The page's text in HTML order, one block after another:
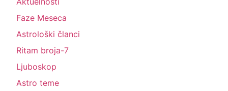
Faze Meseca
Astrološki članci
Ritam broja-7
Ljuboskop
Astro teme